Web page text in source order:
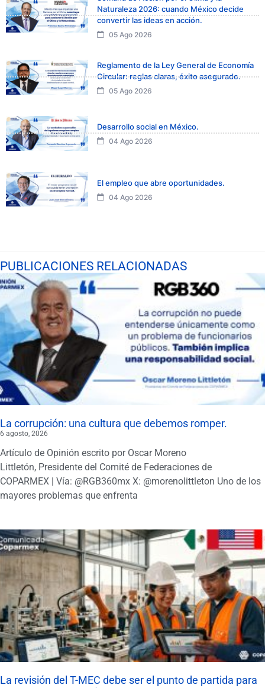
Naturaleza 2026: cuando México decide
convertir las ideas en acción.
05 Ago 2026
Reglamento de la Ley General de Economía
Circular: reglas claras, éxito asegurado.
05 Ago 2026
Desarrollo social en México.
04 Ago 2026
El empleo que abre oportunidades.
04 Ago 2026
PUBLICACIONES RELACIONADAS
La corrupción: una cultura que debemos romper.
6 agosto, 2026
Artículo de Opinión escrito por Oscar Moreno
Littletón, Presidente del Comité de Federaciones de
COPARMEX | Vía: @RGB360mx X: @morenolittleton Uno de los
mayores problemas que enfrenta
La revisión del T-MEC debe ser el punto de partida para